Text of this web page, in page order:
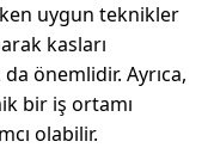
uygun teknikler
kasları
önemlidir. Ayrıca,
bir iş ortamı
olabilir.